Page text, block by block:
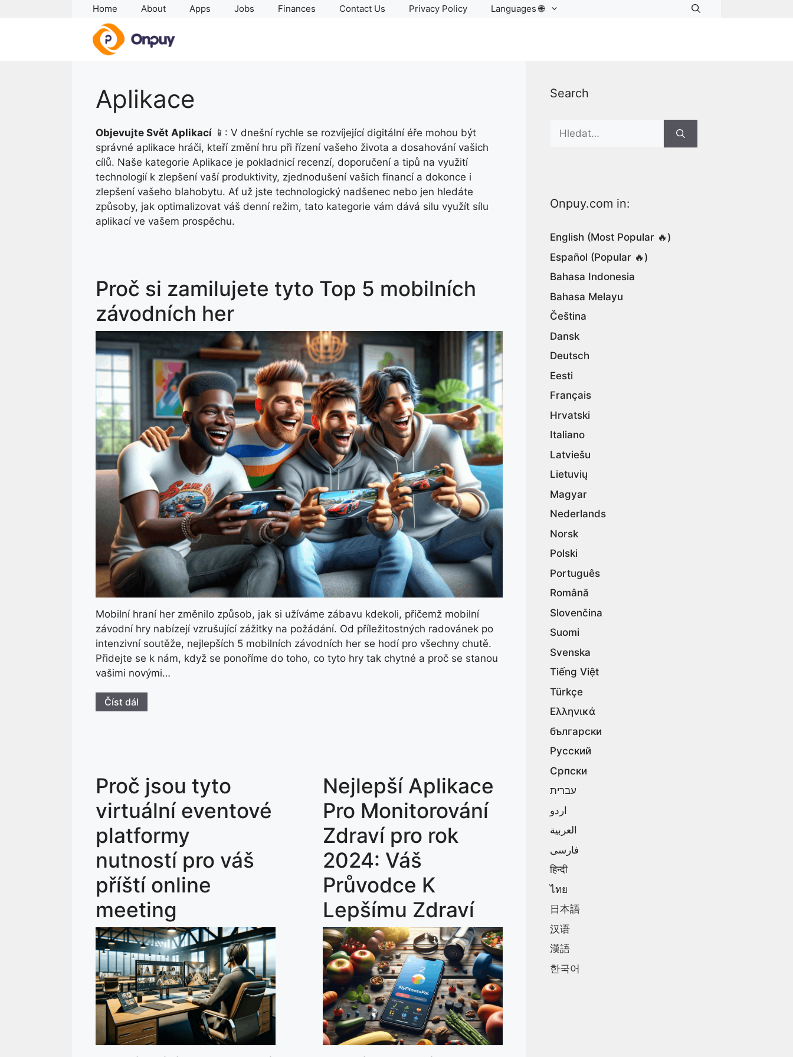
Home About Apps Jobs Finances Contact Us Privacy Policy Languages 🌐
Aplikace
Objevujte Svět Aplikací 📱: V dnešní rychle se rozvíjející digitální éře mohou být
správné aplikace hráči, kteří změní hru při řízení vašeho života a dosahování vašich
cílů. Naše kategorie Aplikace je pokladnicí recenzí, doporučení a tipů na využití
technologií k zlepšení vaší produktivity, zjednodušení vašich financí a dokonce i
zlepšení vašeho blahobytu. Ať už jste technologický nadšenec nebo jen hledáte
způsoby, jak optimalizovat váš denní režim, tato kategorie vám dává silu využít sílu
aplikací ve vašem prospěchu.
Proč si zamilujete tyto Top 5 mobilních
závodních her
Mobilní hraní her změnilo způsob, jak si užíváme zábavu kdekoli, přičemž mobilní
závodní hry nabízejí vzrušující zážitky na požádání. Od příležitostných radovánek po
intenzivní soutěže, nejlepších 5 mobilních závodních her se hodí pro všechny chutě.
Přidejte se k nám, když se ponoříme do toho, co tyto hry tak chytné a proč se stanou
vašimi novými…
Číst dál
Proč jsou tyto
virtuální eventové
platformy
nutností pro váš
příští online
meeting
Nejlepší Aplikace
Pro Monitorování
Zdraví pro rok
2024: Váš
Průvodce K
Lepšímu Zdraví
Search
Search
Onpuy.com in:
English (Most Popular 🔥)
Español (Popular 🔥)
Bahasa Indonesia
Bahasa Melayu
Čeština
Dansk
Deutsch
Eesti
Français
Hrvatski
Italiano
Latviešu
Lietuvių
Magyar
Nederlands
Norsk
Polski
Português
Română
Slovenčina
Suomi
Svenska
Tiếng Việt
Türkçe
Ελληνικά
български
Русский
Српски
עברית
اردو
العربية
فارسی
हिन्दी
ไทย
日本語
汉语
漢語
한국어